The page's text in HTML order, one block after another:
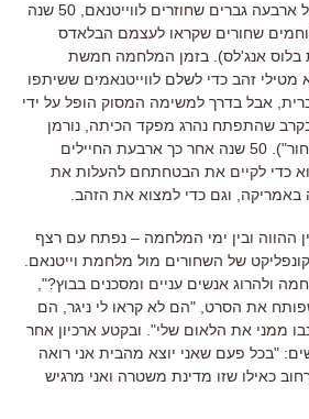
ארבעה גברים שחוזרים לווייטנאם
שנה
שחורים שקראו לעצמם הבלאדס
אנג'לס). בזמן המלחמה חמשת
מטילי זהב כדי לשלם לווייטנאמים ששיתפו
אבל בדרך למשימה המסוק הופל על ידי
שהתפתח נהרג מפקד הכיתה נורמן
"). 50
שנה אחר כך ארבעת החיילים
כדי לקיים את הבטחתחם להעלות את
באמריקה
וגם כדי למצוא את הזהב
ההווה ובין ימי המלחמה – נפתח עם רצף
של השחורים מול מלחמת וייטנאם
ולהרוג אנשים עניים ומסכנים בבוץ?",
את הסרט , "הם לא קראו לי ניגר הם
ממני את הלאום שלי". ובקטע ארכיון אחר
: "בכל פעם שאני יוצא מהבית אני רואה
כאילו שזו מדינת משטרה ואני מרגיש